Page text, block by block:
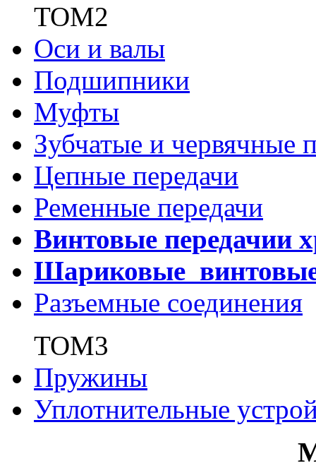
ТОМ2
Оси и валы
Подшипники
Муфты
Зубчатые и червячные
Цепные передачи
Ременные передачи
Винтовые передачии
Шариковые
Разъемные соединения
ТОМ3
Пружины
Уплотнительные